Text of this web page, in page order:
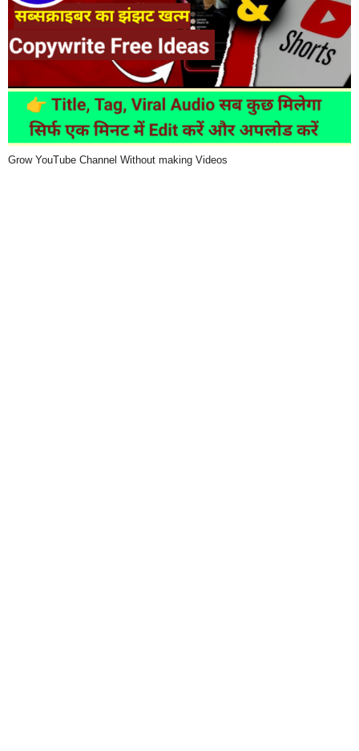
Grow YouTube Channel Without making Videos